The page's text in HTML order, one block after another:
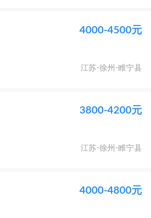
4000-4500元
江苏-徐州-睢宁县
3800-4200元
江苏-徐州-睢宁县
4000-4800元